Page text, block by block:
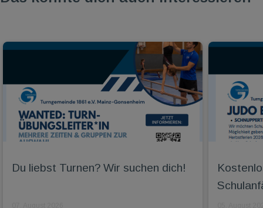
Du liebst Turnen? Wir suchen dich!